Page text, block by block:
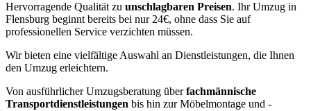
Hervorragende Qualität zu unschlagbaren Preisen. Ihr Umzug in
Flensburg beginnt bereits bei nur 24€, ohne dass Sie auf
professionellen Service verzichten müssen.
Wir bieten eine vielfältige Auswahl an Dienstleistungen, die Ihnen
den Umzug erleichtern.
Von ausführlicher Umzugsberatung überfachmännische
Transportdienstleistungen bis hin zur Möbelmontage und -